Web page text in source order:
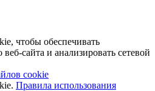
чтобы обеспечивать
сайта и анализировать сетевой
cookie
Правила использования